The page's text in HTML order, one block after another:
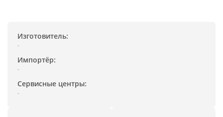
Изготовитель:
-
Импортёр:
-
Сервисные центры:
-